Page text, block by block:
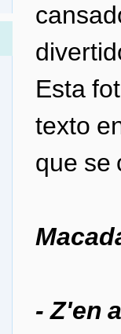
Esta
texto
que se
- Z'en